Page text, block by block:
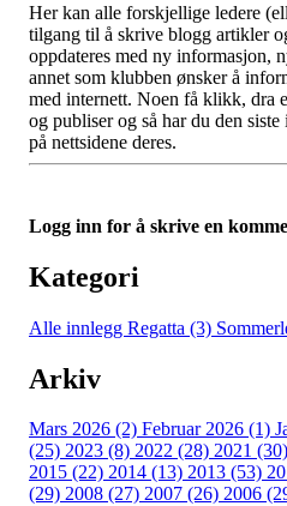
Her kan alle forskjellige ledere
tilgang til å skrive blogg artikler
oppdateres med ny informasjon,
annet som klubben ønsker å
med internett. Noen få klikk, dra
og publiser og så har du den
på nettsidene deres.
Logg inn for å skrive en
Kategori
Alle innlegg Regatta (3)
Arkiv
Mars 2026 (2) Februar 2026 (1)
(25) 2023 (8) 2022 (28) 2021 (30)
2015 (22) 2014 (13) 2013 (53)
(29) 2008 (27) 2007 (26) 2006